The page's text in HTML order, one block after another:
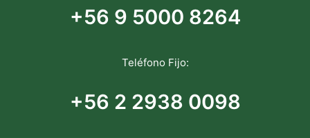
+56 9 5000 8264
Teléfono Fijo:
+56 2 2938 0098